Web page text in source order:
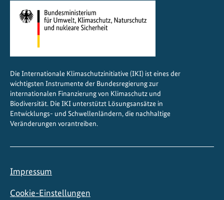
Die Internationale Klimaschutzinitiative (IKI) ist eines der
wichtigsten Instrumente der Bundesregierung zur
internationalen Finanzierung von Klimaschutz und
Biodiversität. Die IKI unterstützt Lösungsansätze in
Entwicklungs- und Schwellenländern, die nachhaltige
Veränderungen vorantreiben.
Impressum
Cookie-Einstellungen